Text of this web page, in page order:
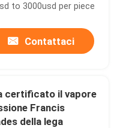
to 3000usd per piece
Contattaci
certificato il vapore
Francis
della lega